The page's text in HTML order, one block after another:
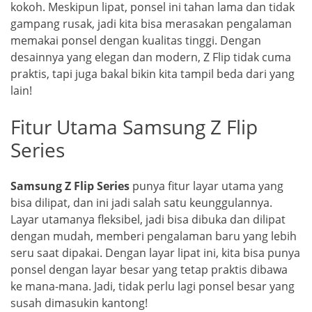
kokoh. Meskipun lipat, ponsel ini tahan lama dan tidak
gampang rusak, jadi kita bisa merasakan pengalaman
memakai ponsel dengan kualitas tinggi. Dengan
desainnya yang elegan dan modern, Z Flip tidak cuma
praktis, tapi juga bakal bikin kita tampil beda dari yang
lain!
Fitur Utama Samsung Z Flip
Series
Samsung Z Flip Series punya fitur layar utama yang
bisa dilipat, dan ini jadi salah satu keunggulannya.
Layar utamanya fleksibel, jadi bisa dibuka dan dilipat
dengan mudah, memberi pengalaman baru yang lebih
seru saat dipakai. Dengan layar lipat ini, kita bisa punya
ponsel dengan layar besar yang tetap praktis dibawa
ke mana-mana. Jadi, tidak perlu lagi ponsel besar yang
susah dimasukin kantong!